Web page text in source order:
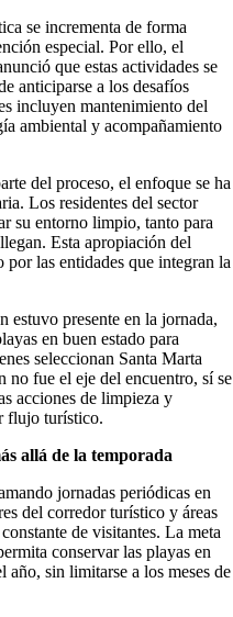
se incrementa de forma
especial. Por ello, el
que estas actividades se
anticiparse a los desafíos
incluyen mantenimiento del
ambiental y acompañamiento
del proceso, el enfoque se ha
Los residentes del sector
su entorno limpio, tanto para
Esta apropiación del
las entidades que integran la
estuvo presente en la jornada,
en buen estado para
seleccionan Santa Marta
no fue el eje del encuentro, sí se
acciones de limpieza y
flujo turístico.
allá de la temporada
jornadas periódicas en
del corredor turístico y áreas
de visitantes. La meta
conservar las playas en
año, sin limitarse a los meses de